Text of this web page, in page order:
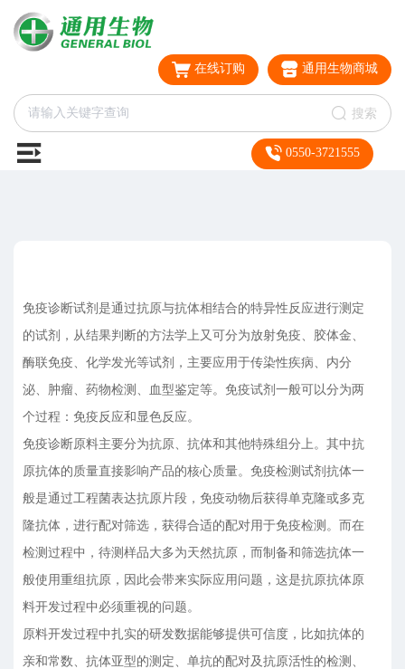
在线订购 通用生物商城
搜索
0550-3721555
免疫诊断试剂是通过抗原与抗体相结合的特异性反应进行测定
的试剂，从结果判断的方法学上又可分为放射免疫、胶体金、
酶联免疫、化学发光等试剂，主要应用于传染性疾病、内分
泌、肿瘤、药物检测、血型鉴定等。免疫试剂一般可以分为两
个过程：免疫反应和显色反应。
免疫诊断原料主要分为抗原、抗体和其他特殊组分上。其中抗
原抗体的质量直接影响产品的核心质量。免疫检测试剂抗体一
般是通过工程菌表达抗原片段，免疫动物后获得单克隆或多克
隆抗体，进行配对筛选，获得合适的配对用于免疫检测。而在
检测过程中，待测样品大多为天然抗原，而制备和筛选抗体一
般使用重组抗原，因此会带来实际应用问题，这是抗原抗体原
料开发过程中必须重视的问题。
原料开发过程中扎实的研发数据能够提供可信度，比如抗体的
亲和常数、抗体亚型的测定、单抗的配对及抗原活性的检测、